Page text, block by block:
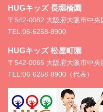
HUGキッズ 長堀橋園
〒542-0082 大阪府大阪市中
TEL:06-6258-8900
HUGキッズ 松屋町園
〒542-0066 大阪府大阪市中央
TEL:06-6258-8900（代表）